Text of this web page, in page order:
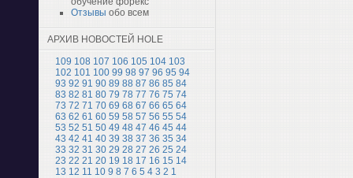
Отзывы обо всем
АРХИВ НОВОСТЕЙ HOLE
109 108 107 106 105 104 103
102 101 100 99 98 97 96 95 94
93 92 91 90 89 88 87 86 85 84
83 82 81 80 79 78 77 76 75 74
73 72 71 70 69 68 67 66 65 64
63 62 61 60 59 58 57 56 55 54
53 52 51 50 49 48 47 46 45 44
43 42 41 40 39 38 37 36 35 34
33 32 31 30 29 28 27 26 25 24
23 22 21 20 19 18 17 16 15 14
13 12 11 10 9 8 7 6 5 4 3 2 1